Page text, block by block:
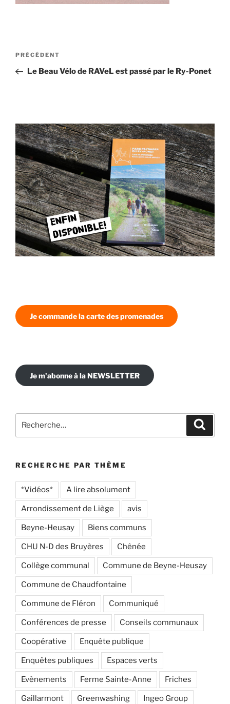
Navigation
l’article
Article
précédent
PRÉCÉDENT
Le Beau Vélo de RAVeL est passé par le Ry-Ponet
Je commande la carte des promenades
Je m'abonne à la NEWSLETTER
pour
RECHERCHE PAR THÈME
*Vidéos* A lire absolument
Arrondissement de Liège avis
Beyne-Heusay Biens communs
CHU N-D des Bruyères Chênée
Collège communal Commune de Beyne-Heusay
Commune de Chaudfontaine
Commune de Fléron Communiqué
Conférences de presse Conseils communaux
Coopérative Enquête publique
Enquêtes publiques Espaces verts
Evènements Ferme Sainte-Anne Friches
Gaillarmont Greenwashing Ingeo Group